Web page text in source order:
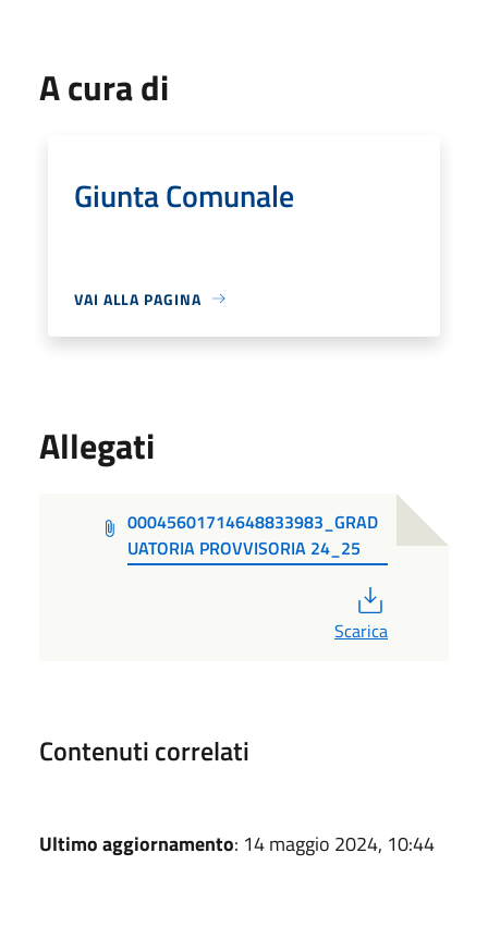
A cura di
Giunta Comunale
VAI ALLA PAGINA
Allegati
00045601714648833983_GRAD
UATORIA PROVVISORIA 24_25
Scarica
Contenuti correlati
Ultimo aggiornamento: 14 maggio 2024, 10:44